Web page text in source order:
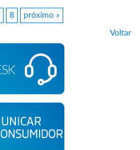
8 próximo »
Voltar